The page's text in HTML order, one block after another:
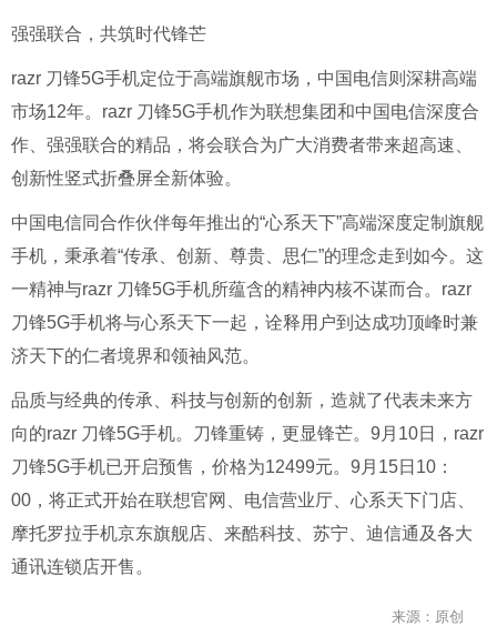
强强联合，共筑时代锋芒
razr 刀锋5G手机定位于高端旗舰市场，中国电信则深耕高端
市场12年。razr 刀锋5G手机作为联想集团和中国电信深度合
作、强强联合的精品，将会联合为广大消费者带来超高速、
创新性竖式折叠屏全新体验。
中国电信同合作伙伴每年推出的“心系天下”高端深度定制旗舰
手机，秉承着“传承、创新、尊贵、思仁”的理念走到如今。这
一精神与razr 刀锋5G手机所蕴含的精神内核不谋而合。razr
刀锋5G手机将与心系天下一起，诠释用户到达成功顶峰时兼
济天下的仁者境界和领袖风范。
品质与经典的传承、科技与创新的创新，造就了代表未来方
向的razr 刀锋5G手机。刀锋重铸，更显锋芒。9月10日，razr
刀锋5G手机已开启预售，价格为12499元。9月15日10：
00，将正式开始在联想官网、电信营业厅、心系天下门店、
摩托罗拉手机京东旗舰店、来酷科技、苏宁、迪信通及各大
通讯连锁店开售。
来源：原创